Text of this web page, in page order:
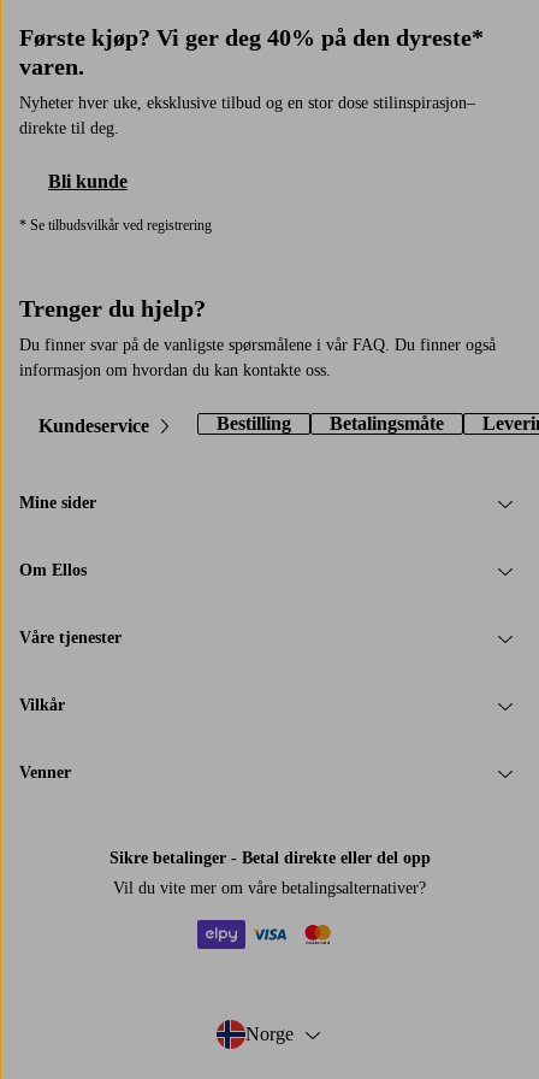
Første kjøp? Vi ger deg 40% på den dyreste*
varen.
Nyheter hver uke, eksklusive tilbud og en stor dose stilinspirasjon–
direkte til deg.
Bli kunde
* Se tilbudsvilkår ved registrering
Trenger du hjelp?
Du finner svar på de vanligste spørsmålene i vår FAQ. Du finner også
informasjon om hvordan du kan kontakte oss.
Kundeservice Bestilling Betalingsmåte
Mine sider
Om Ellos
Våre tjenester
Vilkår
Venner
Sikre betalinger - Betal direkte eller del opp
Vil du vite mer om våre betalingsalternativer?
Norge
- Velg land